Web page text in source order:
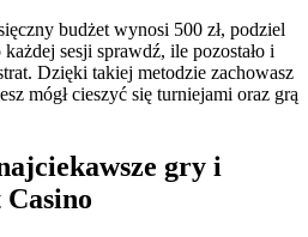
budżet wynosi 500 zł, podziel
sesji sprawdź, ile pozostało i
Dzięki takiej metodzie zachowasz
mógł cieszyć się turniejami oraz grą
gry i
Casino